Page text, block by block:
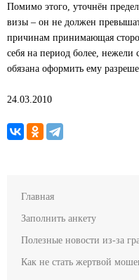
Помимо этого, уточнён
визы – он не должен
причинам принимающая
себя на период более, нежели
обязана оформить ему
24.03.2010
Главная
Заполнить анкету
Полезные новости из-за
Как не стать жертвой